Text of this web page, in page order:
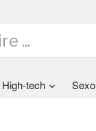
High-tech Sexo